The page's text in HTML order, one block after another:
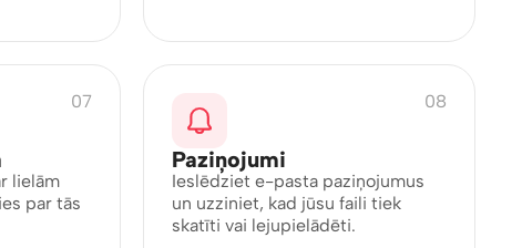
lielām
par tās
07
Paziņojumi
Ieslēdziet e-pasta paziņojumus
un uzziniet, kad jūsu faili tiek
skatīti vai lejupielādēti.
08